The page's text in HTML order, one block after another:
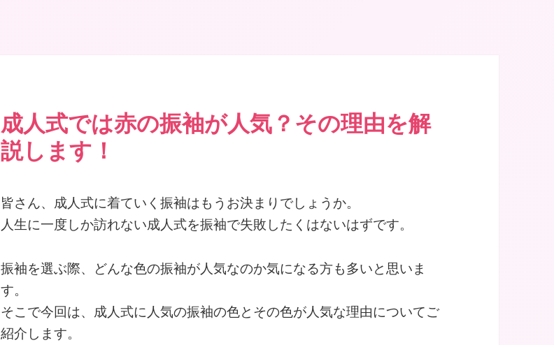
成人式では赤の振袖が人気？その理由を解
説します！
皆さん、成人式に着ていく振袖はもうお決まりでしょうか。
人生に一度しか訪れない成人式を振袖で失敗したくはないはずです。
振袖を選ぶ際、どんな色の振袖が人気なのか気になる方も多いと思いま
す。
そこで今回は、成人式に人気の振袖の色とその色が人気な理由についてご
紹介します。